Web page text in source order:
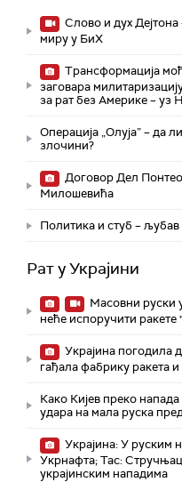
Слово и дух
миру у БиХ
Трансформација
заговара
за рат без Америке – уз
Операција „Олуја” – да
злочини?
Договор Дел
Милошевића
Политика и стуб –
Рат у Украјини
Масовни руски
неће испоручити ракете
Украјина погодила
гађала фабрику ракета
Како Кијев преко
удара на мала руска
Украјина: У руским
Укрнафта; Тас:
украјинским нападима